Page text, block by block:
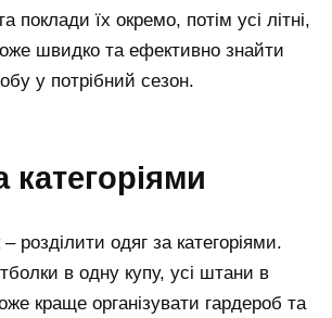
поклади їх окремо, потім усі літні,
швидко та ефективно знайти
у потрібний сезон.
категоріями
розділити одяг за категоріями.
в одну купу, усі штани в
краще організувати гардероб та